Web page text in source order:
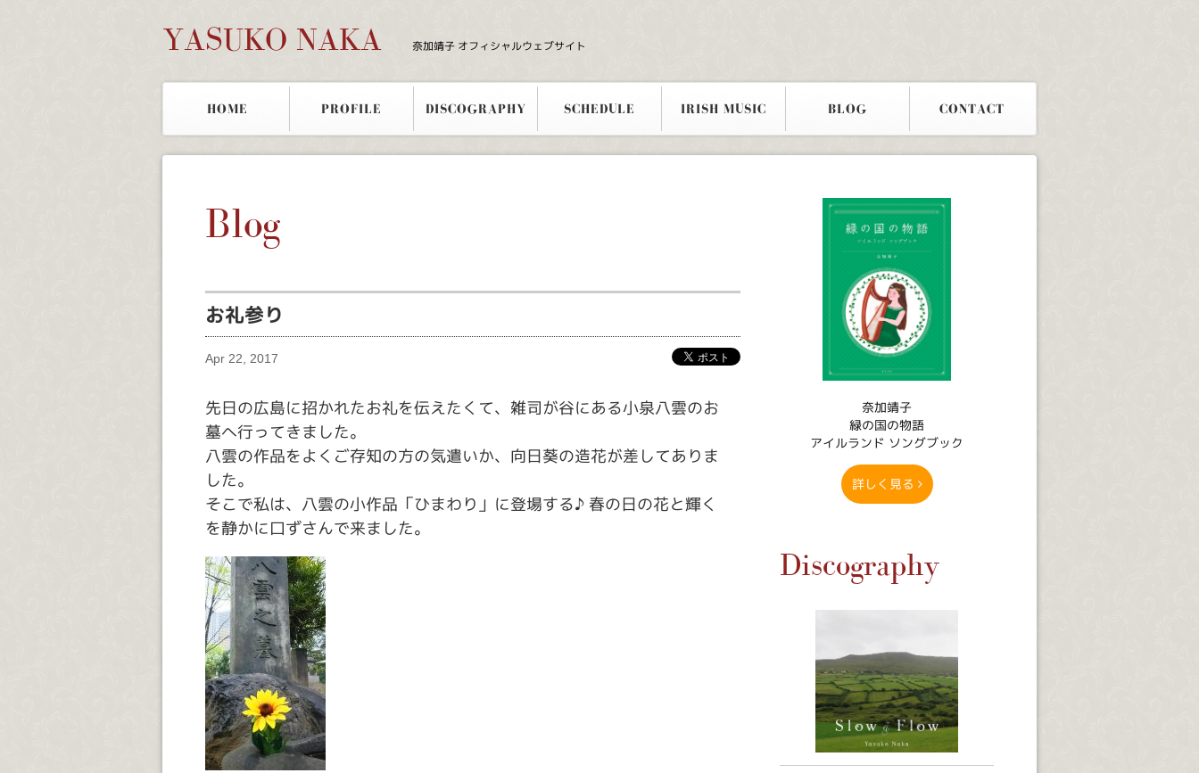
YASUKO NAKA 奈加靖子 オフィシャルウェブサイト
HOME PROFILE DISCOGRAPHY SCHEDULE IRISH MUSIC BLOG CONTACT
Blog
お礼参り
Apr 22, 2017
先日の広島に招かれたお礼を伝えたくて、雑司が谷にある小泉八雲のお
墓へ行ってきました。
八雲の作品をよくご存知の方の気遣いか、向日葵の造花が差してありま
した。
そこで私は、八雲の小作品「ひまわり」に登場する♪ 春の日の花と輝く
を静かに口ずさんで来ました。
奈加靖子
緑の国の物語
アイルランド ソングブック
詳しく見る
Discography